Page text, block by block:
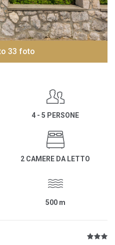
33 foto
4 - 5 PERSONE
2 CAMERE DA LETTO
500 m